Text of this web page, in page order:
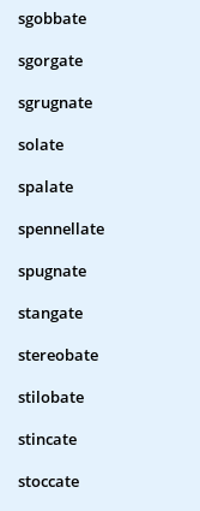
sgobbate
sgorgate
sgrugnate
solate
spalate
spennellate
spugnate
stangate
stereobate
stilobate
stincate
stoccate